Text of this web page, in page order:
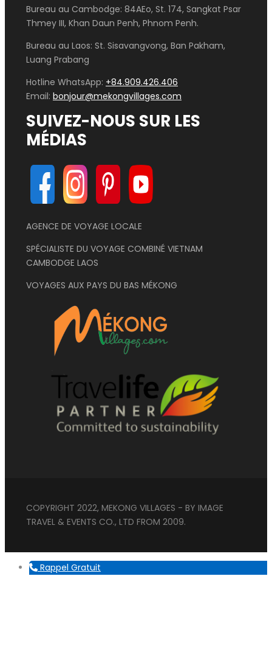
Bureau au Cambodge: 84AEo, St. 174, Sangkat Psar
Thmey III, Khan Daun Penh, Phnom Penh.
Bureau au Laos: St. Sisavangvong, Ban Pakham,
Luang Prabang
Hotline WhatsApp: +84.909.426.406
Email: bonjour@mekongvillages.com
SUIVEZ-NOUS SUR LES
MÉDIAS
AGENCE DE VOYAGE LOCALE
SPÉCIALISTE DU VOYAGE COMBINÉ VIETNAM
CAMBODGE LAOS
VOYAGES AUX PAYS DU BAS MÉKONG
COPYRIGHT 2022, MEKONG VILLAGES - BY IMAGE
TRAVEL & EVENTS CO., LTD FROM 2009.
Rappel Gratuit